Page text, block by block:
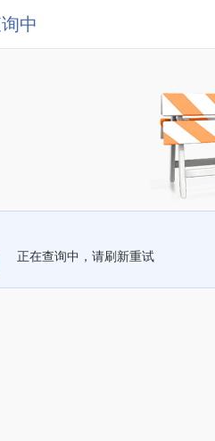
中
正在查询中，请刷新重试